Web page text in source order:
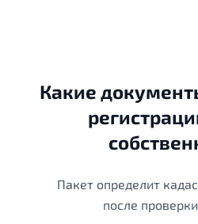
Какие
Пакет определит
после